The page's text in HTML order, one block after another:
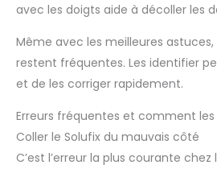
avec les doigts aide à décoller les
Même avec les meilleures
restent fréquentes. Les identifier
et de les corriger rapidement.
Erreurs fréquentes et comment
Coller le Solufix du mauvais côté
C’est l’erreur la plus courante